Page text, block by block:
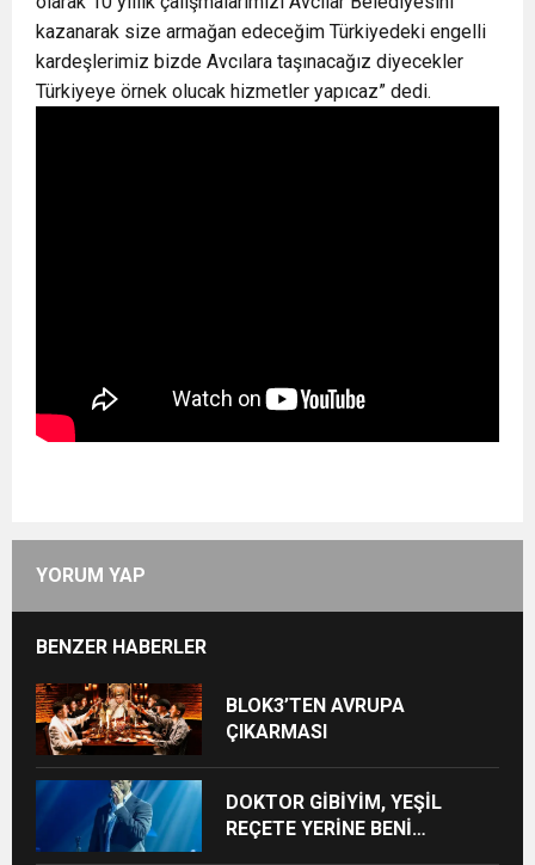
kazanarak size armağan edeceğim Türkiyedeki engelli
kardeşlerimiz bizde Avcılara taşınacağız diyecekler
Türkiyeye örnek olucak hizmetler yapıcaz” dedi.
YORUM YAP
BENZER HABERLER
BLOK3’TEN AVRUPA
DOKTOR GİBİYİM, YEŞİL
REÇETE YERİNE BENİ